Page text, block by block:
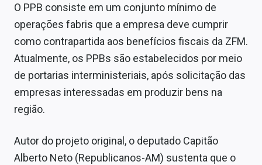
O PPB consiste em um conjunto mínimo de
operações fabris que a empresa deve cumprir
como contrapartida aos benefícios fiscais da ZFM.
Atualmente, os PPBs são estabelecidos por meio
de portarias interministeriais, após solicitação das
empresas interessadas em produzir bens na
região.
Autor do projeto original, o deputado Capitão
Alberto Neto (Republicanos-AM) sustenta que o